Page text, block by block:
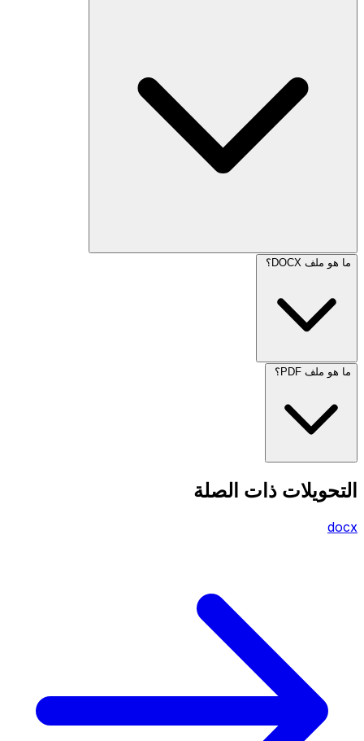
ما هو ملف DOCX؟
ما هو ملف PDF؟
التحويلات ذات الصلة
docx